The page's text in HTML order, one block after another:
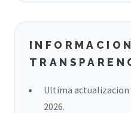
Ultima actualizacion
2026.